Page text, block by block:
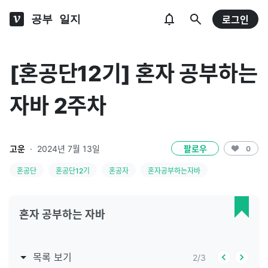
공부 일지 로그인
[혼공단12기] 혼자 공부하는
자바 2주차
고운 · 2024년 7월 13일 팔로우 0
혼공단 혼공단12기 혼공자 혼자공부하는자바
혼자 공부하는 자바
목록 보기 2/3